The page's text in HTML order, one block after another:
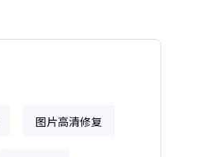
图片高清修复